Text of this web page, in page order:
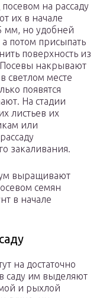
на рассаду
их в начале
мм, но удобней
потом присыпать
поверхность из
накрывают
светлом месте
появятся
На стадии
листьев их
или
закаливания.
выращивают
семян
в начале
на достаточно
саду им выделяют
и рыхлой